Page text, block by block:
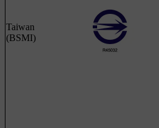
Taiwan
(BSMI)